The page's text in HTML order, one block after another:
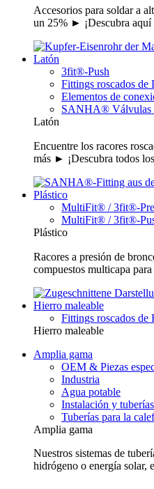
Accesorios para soldar a
un 25% ► ¡Descubra
Latón
3fit®-Push
Fittings roscados de
Elementos de
SANHA® Válvulas
Latón
Encuentre los racores
más ► ¡Descubra todos
Plástico
MultiFit® / 3fit®-
MultiFit® / 3fit®-
Plástico
Racores a presión de
compuestos multicapa
Hierro maleable
Fittings roscados de
Hierro maleable
Amplia gama
OEM & Piezas
Industria
Agua potable
Instalación y
Tuberías para la
Amplia gama
Nuestros sistemas de
hidrógeno o energía solar,